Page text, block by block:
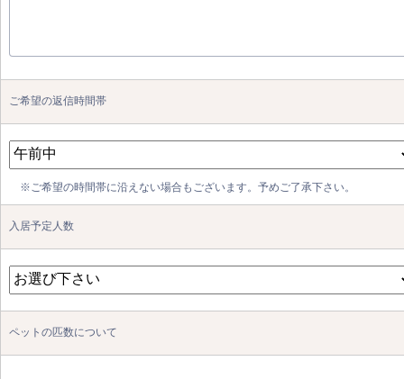
ご希望の返信時間帯
※ご希望の時間帯に沿えない場合もございます。予めご了承下さい。
入居予定人数
ペットの匹数について